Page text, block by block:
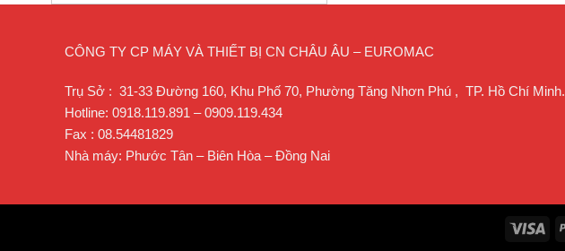
CÔNG TY CP MÁY VÀ THIẾT BỊ CN CHÂU ÂU – EUROMAC
Trụ Sở : 31-33 Đường 160, Khu Phố 70, Phường Tăng Nhơn Phú , TP. Hồ Chí Minh.
Hotline: 0918.119.891 – 0909.119.434
Fax : 08.54481829
Nhà máy: Phước Tân – Biên Hòa – Đồng Nai